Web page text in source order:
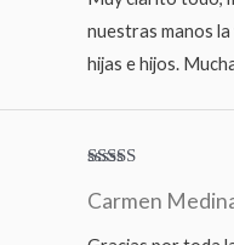
nuestras manos la
hijas e hijos.
con5de 5
Carmen